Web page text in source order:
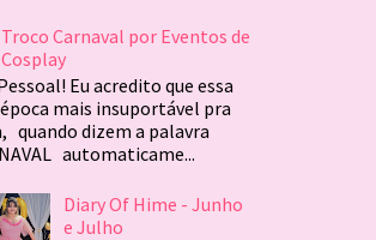
Troco Carnaval por Eventos de
Cosplay
Eu acredito que essa
mais insuportável pra
quando dizem a palavra
automaticame...
Diary Of Hime - Junho
e Julho